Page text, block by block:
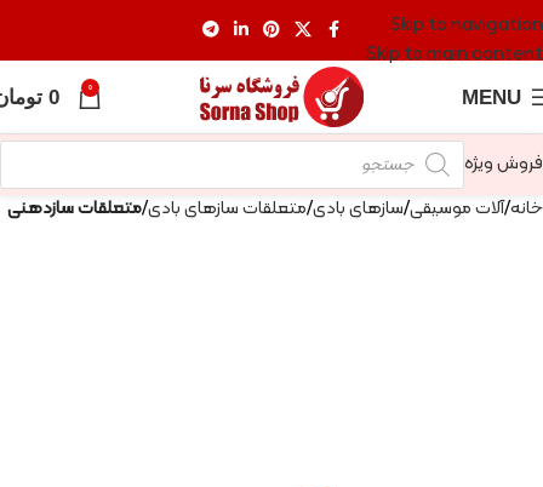
Skip to navigation
Skip to main content
MENU
0
0
فروش ویژه
خانه آلات موسیقی سازهای بادی متعلقات سازهای بادی متعلقات سازدهنی